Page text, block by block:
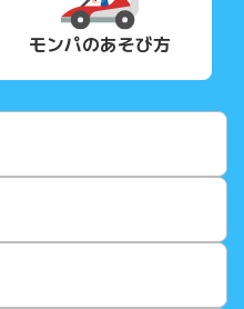
モンパのあそび方